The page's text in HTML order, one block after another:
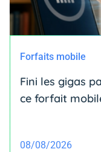
Forfaits mobile
Fini les gigas
ce forfait
08/08/2026